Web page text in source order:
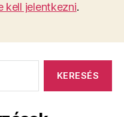
kell jelentkezni.